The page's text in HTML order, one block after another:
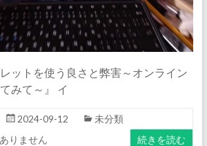
ットを使う良さと弊害～オンライン
みて～』 イ
2024-09-12
未分類
りません
続きを読む